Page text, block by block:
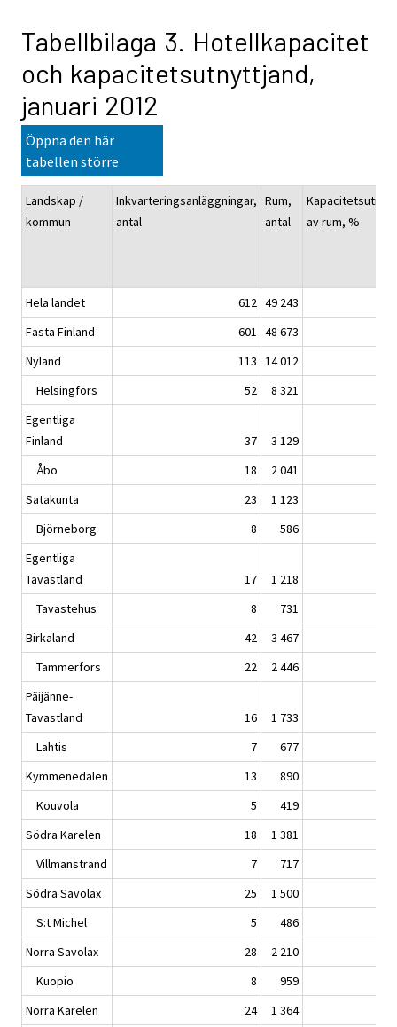
Tabellbilaga 3. Hotellkapacitet
och kapacitetsutnyttjand,
januari 2012
Öppna den här
tabellen större
Landskap /
kommun
Inkvarteringsanläggningar,
antal
Rum,
antal
av rum, %
Hela landet 612 49 243
Fasta Finland
601 48 673
Nyland
113 14 012
Helsingfors
52
8 321
Egentliga
Finland
37
3 129
Åbo
18
2 041
Satakunta
23
1 123
Björneborg
8
586
Egentliga
Tavastland
17
1 218
Tavastehus
8
731
Birkaland
42
3 467
Tammerfors
22
2 446
Päijänne-
Tavastland
16
1 733
Lahtis
7
677
Kymmenedalen
13
890
Kouvola
5
419
Södra Karelen
18
1 381
Villmanstrand
7
717
Södra Savolax
25
1 500
S:t Michel
5
486
Norra Savolax
28
2 210
Kuopio
8
959
Norra Karelen
24 1 364